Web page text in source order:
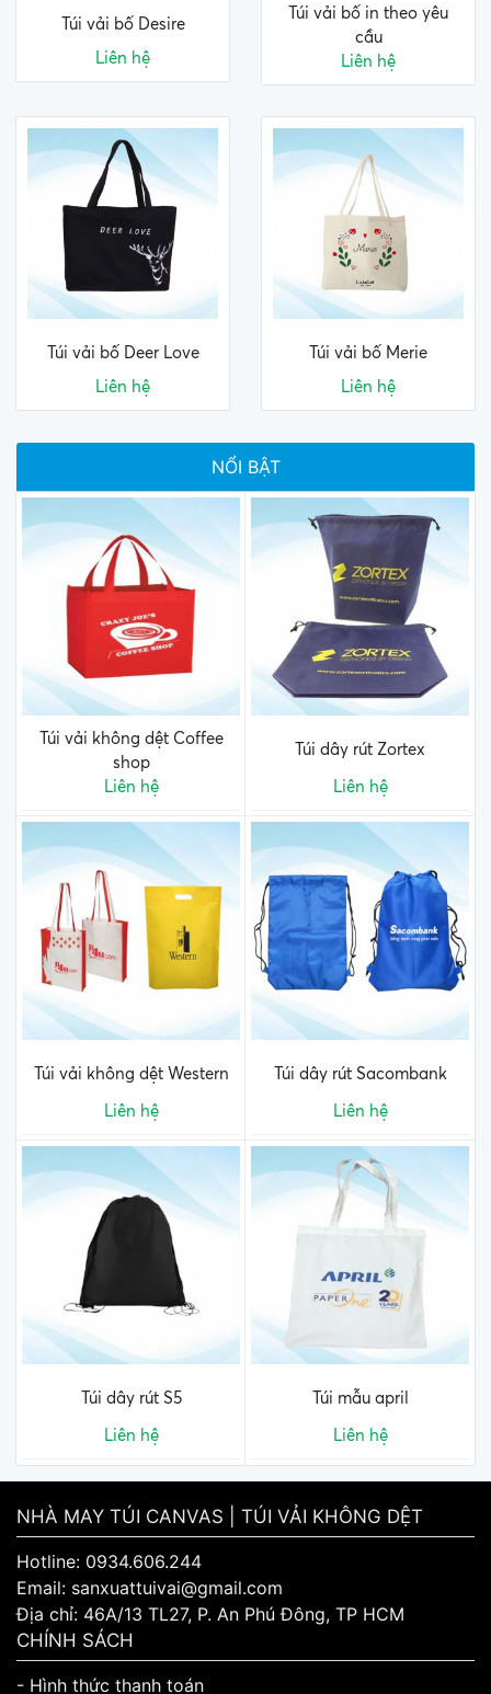
Túi vải bố Desire
Liên hệ
Túi vải bố in theo yêu
cầu
Liên hệ
Túi vải bố Deer Love
Liên hệ
Túi vải bố Merie
Liên hệ
NỔI BẬT
Túi vải không dệt Coffee
shop
Liên hệ
Túi dây rút Zortex
Liên hệ
Túi vải không dệt Western
Liên hệ
Túi dây rút Sacombank
Liên hệ
Túi dây rút S5
Liên hệ
Túi mẫu april
Liên hệ
NHÀ MAY TÚI CANVAS | TÚI VẢI KHÔNG DỆT
Hotline: 0934.606.244
Email: sanxuattuivai@gmail.com
Địa chỉ: 46A/13 TL27, P. An Phú Đông, TP HCM
CHÍNH SÁCH
- Hình thức thanh toán